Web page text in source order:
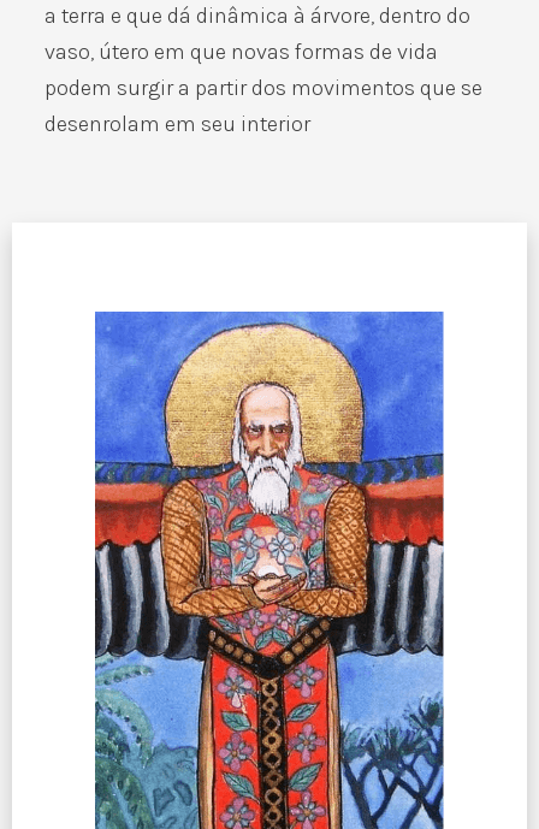
a terra e que dá dinâmica à árvore, dentro do
vaso, útero em que novas formas de vida
podem surgir a partir dos movimentos que se
desenrolam em seu interior